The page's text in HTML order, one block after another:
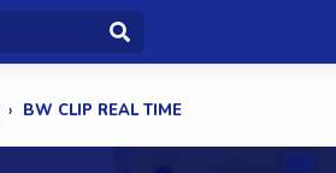
BW CLIP REAL TIME